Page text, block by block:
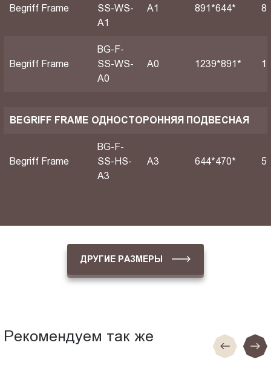
Begriff Frame
SS-WS-
A1
А1 891*644*
Begriff Frame
BG-F-
SS-WS-
A0
А0 1239*891*
BEGRIFF FRAME ОДНОСТОРОННЯЯ ПОДВЕСНАЯ
Begriff Frame
BG-F-
SS-HS-
A3
A3 644*470*
ДРУГИЕ РАЗМЕРЫ
Рекомендуем так же